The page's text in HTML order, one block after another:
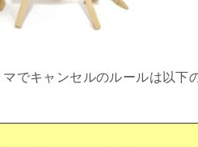
でキャンセルのルールは以下